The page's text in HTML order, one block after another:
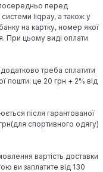
перед
liqpay, а також у
на картку, номер якої
При цьому виді оплати
треба сплатити
пошти: це 20 грн + 2% від
після гарантованої
спортивного одягу)
вартість доставки
ви заплатите від 130